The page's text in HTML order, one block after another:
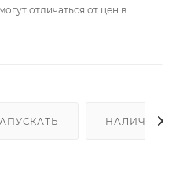
отличаться от цен в
НАЛИЧИЕ